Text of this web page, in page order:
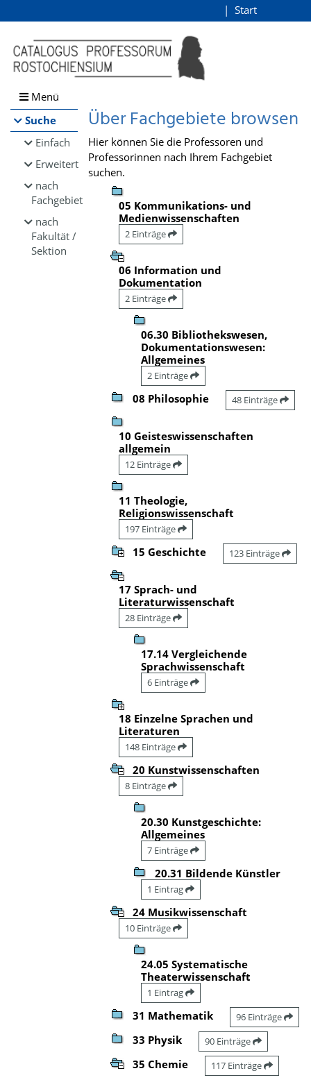
Browsen
direkt zum Inhalt
Start
Menü
Suche
Einfach
Erweitert
nach
Fachgebiet
nach
Fakultät /
Sektion
Über Fachgebiete browsen
Hier können Sie die Professoren und
Professorinnen nach Ihrem Fachgebiet
suchen.
05 Kommunikations- und
Medienwissenschaften
2 Einträge
06 Information und
Dokumentation
2 Einträge
06.30 Bibliothekswesen,
Dokumentationswesen:
Allgemeines
2 Einträge
08 Philosophie 48 Einträge
10 Geisteswissenschaften
allgemein
12 Einträge
11 Theologie,
Religionswissenschaft
197 Einträge
15 Geschichte 123 Einträge
17 Sprach- und
Literaturwissenschaft
28 Einträge
17.14 Vergleichende
Sprachwissenschaft
6 Einträge
18 Einzelne Sprachen und
Literaturen
148 Einträge
20 Kunstwissenschaften
8 Einträge
20.30 Kunstgeschichte:
Allgemeines
7 Einträge
20.31 Bildende Künstler
1 Eintrag
24 Musikwissenschaft
10 Einträge
24.05 Systematische
Theaterwissenschaft
1 Eintrag
31 Mathematik 96 Einträge
33 Physik 90 Einträge
35 Chemie 117 Einträge